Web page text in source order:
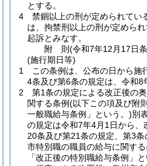
とする。
4
禁錮以上の刑が定められてい
は、拘禁刑以上の刑が定めら
起訴とみなす。
附 則(令和7年12月17日
(施行期日等)
1
この条例は、公布の日から施
4条及び第6条の規定は、令和8
2
第1条の規定による改正後の
関する条例(以下この項及び附
一般職給与条例」という。)別
の規定は令和7年4月1日から
20条及び第21条の規定、第3
市特別職の職員の給与に関する
「改正後の特別職給与条例」